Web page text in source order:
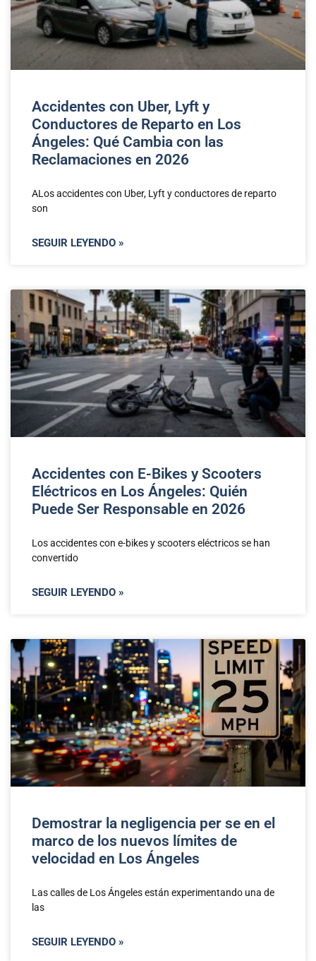
Accidentes con Uber, Lyft y
Conductores de Reparto en Los
Ángeles: Qué Cambia con las
Reclamaciones en 2026
ALos accidentes con Uber, Lyft y conductores de reparto
son
SEGUIR LEYENDO »
Accidentes con E-Bikes y Scooters
Eléctricos en Los Ángeles: Quién
Puede Ser Responsable en 2026
Los accidentes con e-bikes y scooters eléctricos se han
convertido
SEGUIR LEYENDO »
Demostrar la negligencia per se en el
marco de los nuevos límites de
velocidad en Los Ángeles
Las calles de Los Ángeles están experimentando una de
las
SEGUIR LEYENDO »